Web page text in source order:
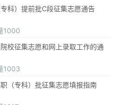
科）提前批C段征集志愿通告
1000
校征集志愿和网上录取工作的通
1003
（专科）批征集志愿填报指南